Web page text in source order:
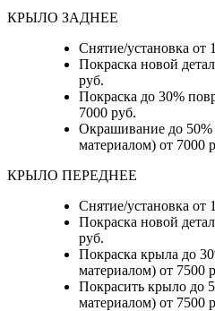
КРЫЛО ЗАДНЕЕ
Снятие/установка от
Покраска новой
руб.
Покраска до 30%
7000 руб.
Окрашивание до 50%
материалом) от 7000
КРЫЛО ПЕРЕДНЕЕ
Снятие/установка от
Покраска новой
руб.
Покраска крыла до
материалом) от 7500
Покрасить крыло до
материалом) от 7500